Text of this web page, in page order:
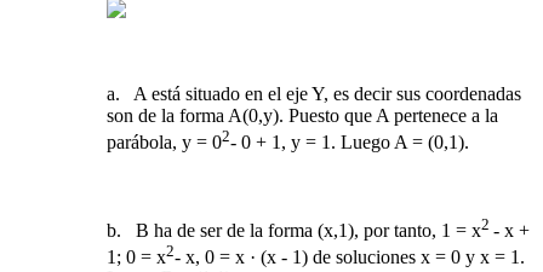
a. A está situado en el eje Y, es decir sus coordenadas
son de la forma A(0,y). Puesto que A pertenece a la
parábola, y = 02- 0 + 1, y = 1. Luego A = (0,1).
b. B ha de ser de la forma (x,1), por tanto, 1 = x2 - x +
1; 0 = x2- x, 0 = x · (x - 1) de soluciones x = 0 y x = 1.